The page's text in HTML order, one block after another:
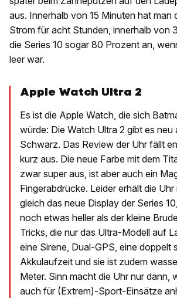
aus. Innerhalb von 15 Minuten hat man
Strom für acht Stunden, innerhalb von
die Series 10 sogar 80 Prozent an,
leer war.
Apple Watch Ultra 2
Es ist die Apple Watch, die sich
würde: Die Watch Ultra 2 gibt es neu
Schwarz. Das Review der Uhr fällt
kurz aus. Die neue Farbe mit dem
zwar super aus, ist aber auch ein
Fingerabdrücke. Leider erhält die
gleich das neue Display der Series
noch etwas heller als der kleine
Tricks, die nur das Ultra-Modell auf
eine Sirene, Dual-GPS, eine doppelt
Akkulaufzeit und sie ist zudem
Meter. Sinn macht die Uhr nur dann,
auch für (Extrem)-Sport-Einsätze